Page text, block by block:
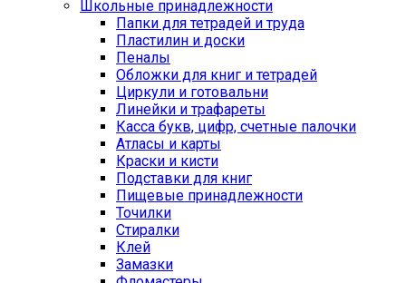
Школьные принадлежности
Папки для тетрадей и труда
Пластилин и доски
Пеналы
Обложки для книг и тетрадей
Циркули и готовальни
Линейки и трафареты
Касса букв, цифр, счетные палочки
Атласы и карты
Краски и кисти
Подставки для книг
Пищевые принадлежности
Точилки
Стиралки
Клей
Замазки